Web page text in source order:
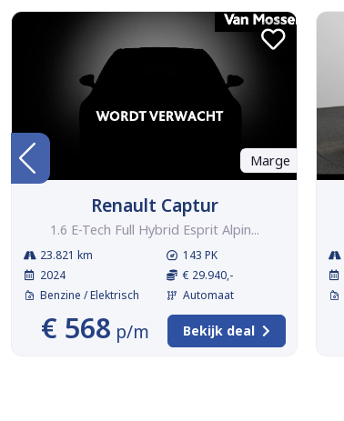
Marge
Renault Captur
1.6 E-Tech Full Hybrid Esprit Alpin...
23.821 km
2024
Benzine / Elektrisch
143 PK
€ 29.940,-
Automaat
€ 568 p/m Bekijk deal